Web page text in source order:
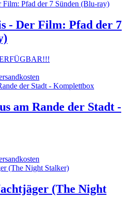
- Der Film: Pfad der 7
am Rande der Stadt -
(The Night